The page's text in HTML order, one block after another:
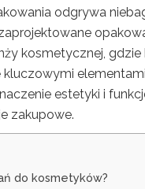
odgrywa
kosmetycznej, gdzie
estetyki i
zakupowe.
do kosmetyków?